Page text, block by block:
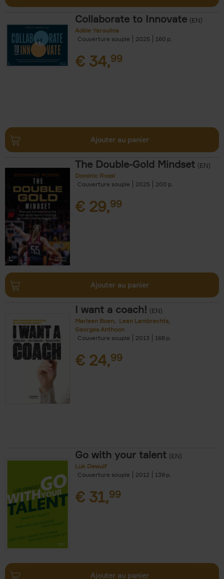
Collaborate to Innovate (EN)
Adèle Yaroulina
Couverture souple
2025 160
€ 34,99
Ajouter au panier
The Double-Gold Mindset (EN)
Dominic Rossi
Couverture souple
2025 200
€ 29,99
Ajouter au panier
I want a coach! (EN)
Marleen Boen
Leen Lambrechts
Georges Anthoon
Couverture souple
2013 168
€ 24,99
Go with your talent (EN)
Luk Dewulf
Couverture souple
2012 139
€ 31,99
Ajouter au panier